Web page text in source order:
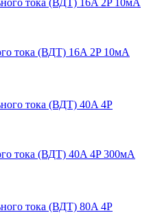
тока (ВДТ) 16A 2P 10мА
тока (ВДТ) 40A 4P 300мА